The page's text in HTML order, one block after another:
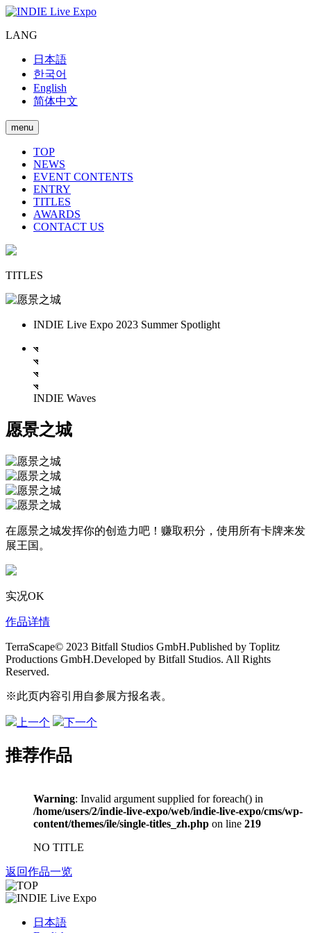
LANG
日本語
한국어
English
简体中文
menu
TOP
NEWS
EVENT CONTENTS
ENTRY
TITLES
AWARDS
CONTACT US
TITLES
INDIE Live Expo 2023 Summer Spotlight
INDIE Waves
愿景之城
在愿景之城发挥你的创造力吧！赚取积分，使用所有卡牌来发
展王国。
实况OK
作品详情
TerraScape© 2023 Bitfall Studios GmbH.Published by Toplitz
Productions GmbH.Developed by Bitfall Studios. All Rights
Reserved.
※此页内容引用自参展方报名表。
上一个 下一个
推荐作品
Warning: Invalid argument supplied for foreach() in
/home/users/2/indie-live-expo/web/indie-live-expo/cms/wp-
content/themes/ile/single-titles_zh.php on line 219
NO TITLE
返回作品一览
日本語